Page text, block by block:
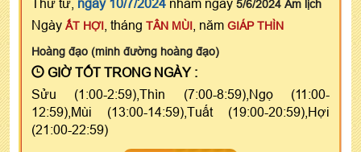
Thứ tư, ngày 10/7/2024 nhằm ngày 5/6/2024 Âm lịch
Ngày ẤT HỢI , tháng TÂN MÙI , năm GIÁP THÌN
Hoàng đạo (minh đường hoàng đạo)
GIỜ TỐT TRONG NGÀY :
Sửu (1:00-2:59),Thìn (7:00-8:59),Ngọ (11:00-
12:59),Mùi (13:00-14:59),Tuất (19:00-20:59),Hợi
(21:00-22:59)